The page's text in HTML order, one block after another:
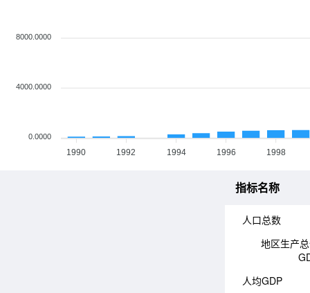
1990 1992 1994 1996 1998
8000.0000
4000.0000
0.0000
指标名称
人口总数
地区生产
人均GDP